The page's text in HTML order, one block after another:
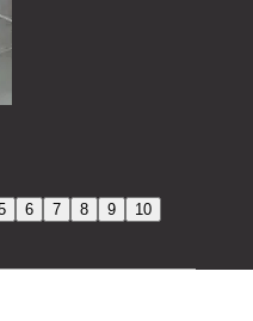
6 7 8 9 10